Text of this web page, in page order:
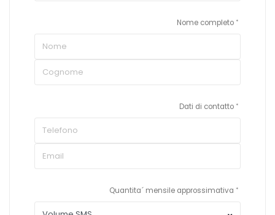
Nome completo
Dati di contatto
Quantita´ mensile approssimativa